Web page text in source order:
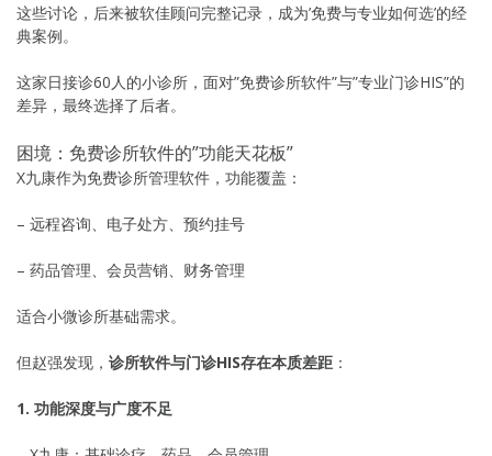
这些讨论，后来被软佳顾问完整记录，成为’免费与专业如何选’的经
典案例。
这家日接诊60人的小诊所，面对”免费诊所软件”与”专业门诊HIS”的
差异，最终选择了后者。
困境：免费诊所软件的”功能天花板”
X九康作为免费诊所管理软件，功能覆盖：
– 远程咨询、电子处方、预约挂号
– 药品管理、会员营销、财务管理
适合小微诊所基础需求。
但赵强发现， 诊所软件与门诊HIS存在本质差距 ：
1. 功能深度与广度不足